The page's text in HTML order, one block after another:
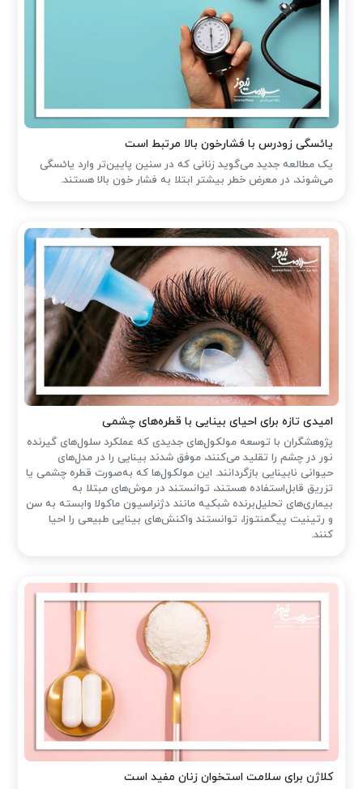
یائسگی زودرس با فشارخون بالا مرتبط است
یک مطالعه جدید می‌گوید زنانی که در سنین پایین‌تر وارد یائسگی
می‌شوند، در معرض خطر بیشتر ابتلا به فشار خون بالا هستند.
امیدی تازه برای احیای بینایی با قطره‌های چشمی
پژوهشگران با توسعه مولکول‌های جدیدی که عملکرد سلول‌های گیرنده
نور در چشم را تقلید می‌کنند، موفق شدند بینایی را در مدل‌های
حیوانی نابینایی بازگردانند. این مولکول‌ها که به‌صورت قطره چشمی یا
تزریق قابل‌استفاده هستند، توانستند در موش‌های مبتلا به
بیماری‌های تحلیل‌برنده شبکیه مانند دژنراسیون ماکولا وابسته به سن
و رتینیت پیگمنتوزا، توانستند واکنش‌های بینایی طبیعی را احیا
کنند.
کلاژن برای سلامت استخوان زنان مفید است